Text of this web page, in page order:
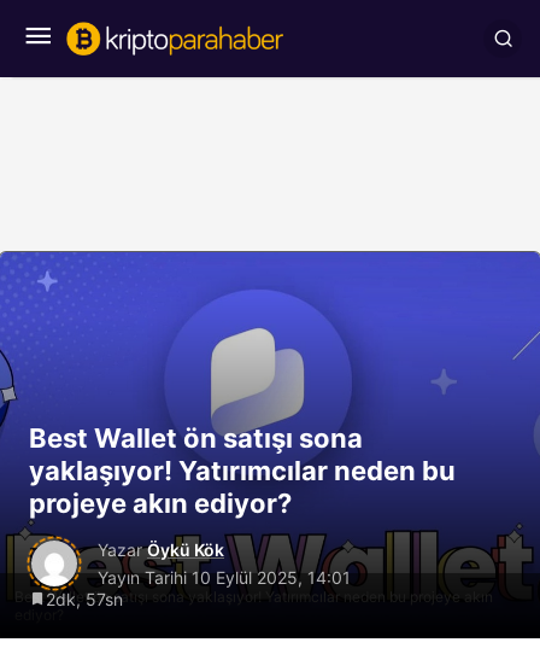
Best Wallet ön satışı sona yaklaşıyor! Yatırımcılar neden bu projeye akın
Best Wallet ön satışı sona
yaklaşıyor! Yatırımcılar neden bu
projeye akın ediyor?
YazarÖykü Kök
Yayın Tarihi10 Eylül 2025, 14:01
2dk, 57sn